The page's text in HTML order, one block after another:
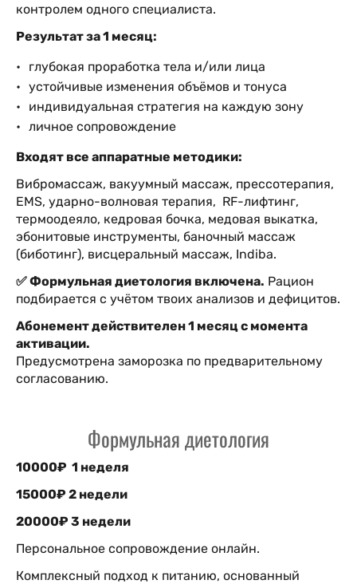
контролем одного специалиста.
Результат за 1 месяц:
глубокая проработка тела и/или лица
устойчивые изменения объёмов и тонуса
индивидуальная стратегия на каждую зону
личное сопровождение
Входят все аппаратные методики:
Вибромассаж, вакуумный массаж, прессотерапия,
EMS, ударно-волновая терапия, RF-лифтинг,
термоодеяло, кедровая бочка, медовая выкатка,
эбонитовые инструменты, баночный массаж
(биботинг), висцеральный массаж, Indiba.
✅ Формульная диетология включена. Рацион
подбирается с учётом твоих анализов и дефицитов.
Абонемент действителен 1 месяц с момента
активации.
Предусмотрена заморозка по предварительному
согласованию.
Формульная диетология
10000₽ 1 неделя
15000₽ 2 недели
20000₽ 3 недели
Персональное сопровождение онлайн.
Комплексный подход к питанию, основанный